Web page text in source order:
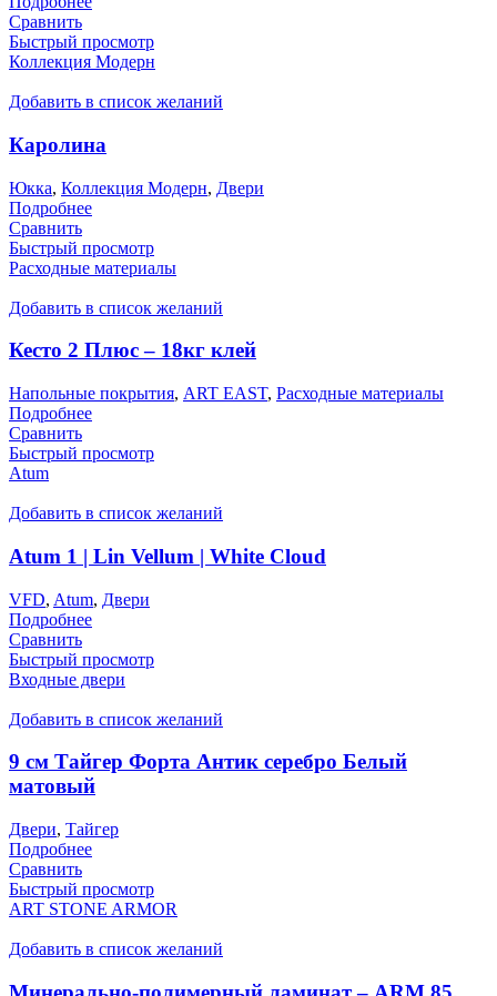
Сравнить
Быстрый просмотр
Коллекция Модерн
Добавить в список желаний
Каролина
Юкка, Коллекция Модерн, Двери
Подробнее
Сравнить
Быстрый просмотр
Расходные материалы
Добавить в список желаний
Кесто 2 Плюс – 18кг клей
Напольные покрытия, ART EAST, Расходные материалы
Подробнее
Сравнить
Быстрый просмотр
Atum
Добавить в список желаний
Atum 1 | Lin Vellum | White Cloud
VFD, Atum, Двери
Подробнее
Сравнить
Быстрый просмотр
Входные двери
Добавить в список желаний
9 см Тайгер Форта Антик серебро Белый
матовый
Двери, Тайгер
Подробнее
Сравнить
Быстрый просмотр
ART STONE ARMOR
Добавить в список желаний